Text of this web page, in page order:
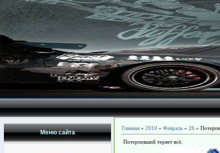
Меню сайта
Главная » 2010 » Февраль » 26 »
Потерпевший теряет всё.